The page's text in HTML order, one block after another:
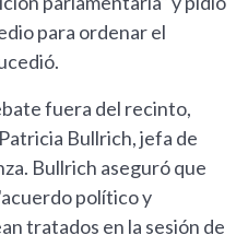
para ordenar el
fuera del recinto,
Bullrich, jefa de
Bullrich aseguró que
político y
tratados en la sesión de